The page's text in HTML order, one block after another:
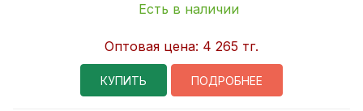
Есть в наличии
Оптовая цена: 4 265 тг.
КУПИТЬ ПОДРОБНЕЕ